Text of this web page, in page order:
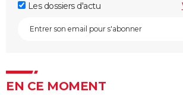
Les dossiers d'actu
EN CE MOMENT